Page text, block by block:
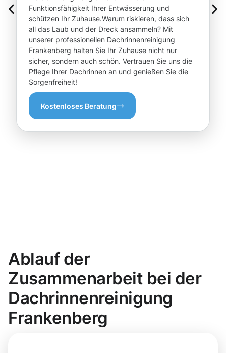
Funktionsfähigkeit Ihrer Entwässerung und
schützen Ihr Zuhause.Warum riskieren, dass sich
all das Laub und der Dreck ansammeln? Mit
unserer professionellen Dachrinnenreinigung
Frankenberg halten Sie Ihr Zuhause nicht nur
sicher, sondern auch schön. Vertrauen Sie uns die
Pflege Ihrer Dachrinnen an und genießen Sie die
Sorgenfreiheit!
Kostenloses Beratung
Ablauf der
Zusammenarbeit bei der
Dachrinnenreinigung
Frankenberg